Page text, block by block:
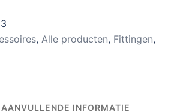
, Alle producten, Fittingen,
AANVULLENDE INFORMATIE